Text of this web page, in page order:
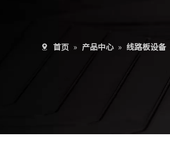
首页 » 产品中心 » 线路板设备